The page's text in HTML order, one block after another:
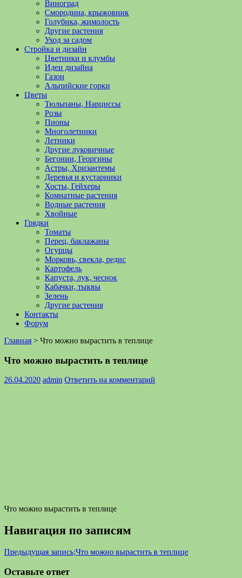
Поможем
обустройстве
выращивании
Виноград
Смородина, крыжовник
Голубика, жимолость
Другие растения
Уход за садом
Стройка и дизайн
Цветники и клумбы
Идеи дизайна
Газон
Альпийские горки
Цветы
Тюльпаны, Нарциссы
Розы
Пионы
Многолетники
Летники
Другие луковичные
Бегонии, Георгины
Астры, Хризантемы
Деревья и кустарники
Хосты, Гейхеры
Комнатные растения
Водные растения
Хвойные
Грядки
Томаты
Перец, баклажаны
Огурцы
Морковь, свекла, редис
Картофель
Капуста, лук, чеснок
Кабачки, тыквы
Зелень
Другие растения
Контакты
Форум
Главная > Что можно вырастить в теплице
Что можно вырастить в теплице
26.04.2020 admin Ответить на комментарий
Что можно вырастить в теплице
Навигация по записям
Предыдущая запись;Что можно вырастить в теплице
Оставьте ответ